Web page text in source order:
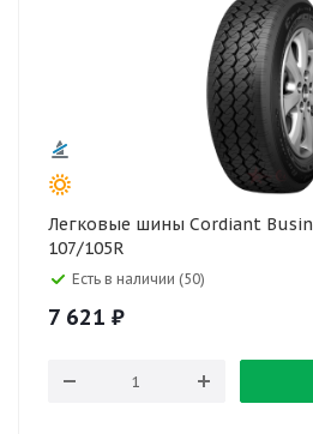
Легковые шины Cordiant
107/105R
Есть в наличии (50)
7 621 ₽